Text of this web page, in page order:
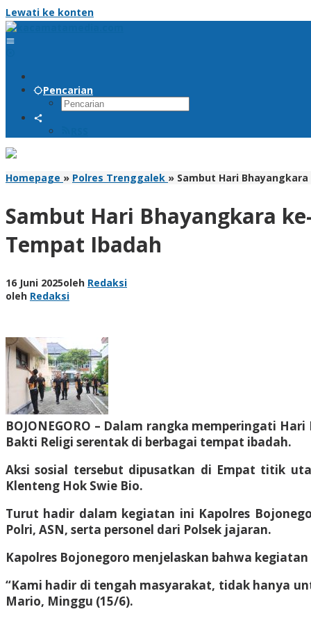
Lewati ke konten
Pencarian
Homepage » Polres Trenggalek » Sambut Hari
Sambut Hari Bhayangkara
Tempat Ibadah
16 Juni 2025oleh Redaksi
oleh Redaksi
BOJONEGORO – Dalam rangka memperingati
Bakti Religi serentak di berbagai tempat ibadah.
Aksi sosial tersebut dipusatkan di Empat titik
Klenteng Hok Swie Bio.
Turut hadir dalam kegiatan ini Kapolres
Polri, ASN, serta personel dari Polsek jajaran.
Kapolres Bojonegoro menjelaskan bahwa
“Kami hadir di tengah masyarakat, tidak hanya
Mario, Minggu (15/6).